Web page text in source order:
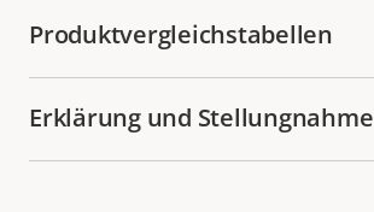
Produktvergleichstabellen
Erklärung und Stellungnahme